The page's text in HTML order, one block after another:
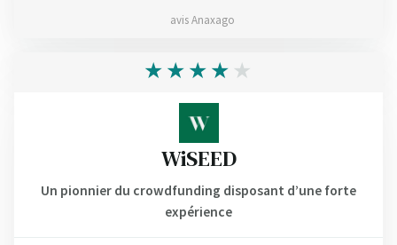
avis Anaxago
WiSEED
Un pionnier du crowdfunding disposant d’une forte
expérience